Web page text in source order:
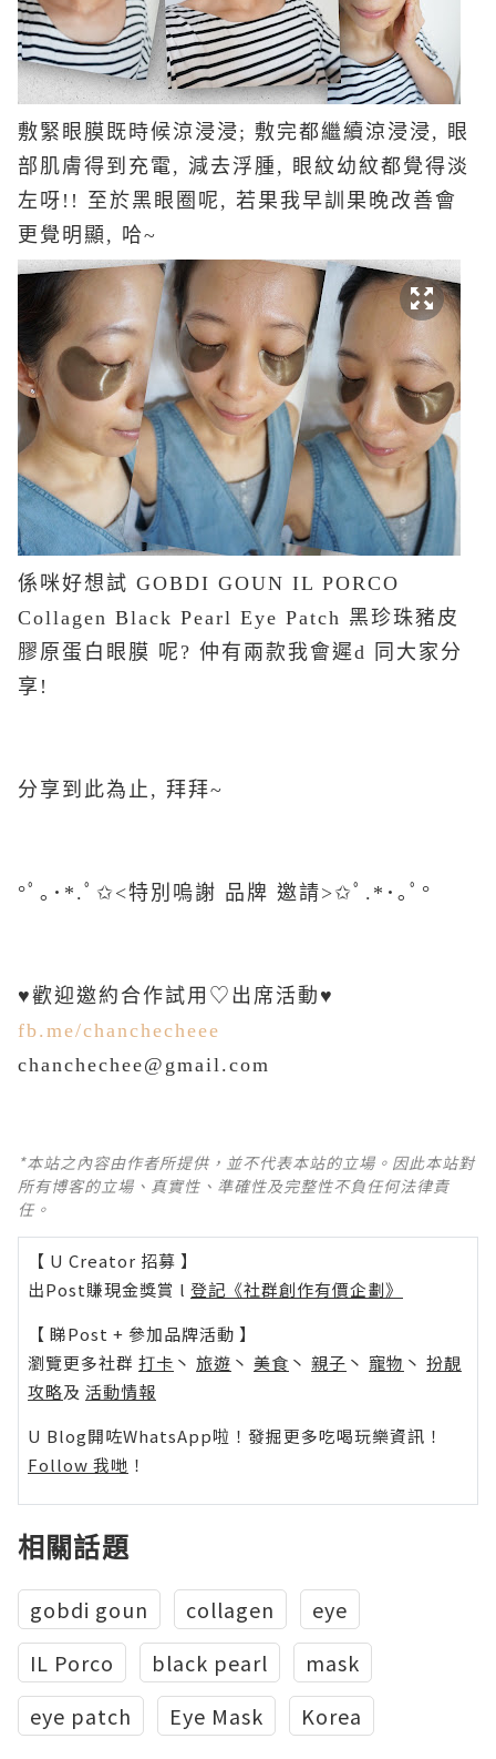
敷緊眼膜既時候涼浸浸; 敷完都繼續涼浸浸, 眼
部肌膚得到充電, 減去浮腫, 眼紋幼紋都覺得淡
左呀!! 至於黑眼圈呢, 若果我早訓果晚改善會
更覺明顯, 哈~
係咪好想試 GOBDI GOUN IL PORCO
Collagen Black Pearl Eye Patch 黑珍珠豬皮
膠原蛋白眼膜 呢? 仲有兩款我會遲d 同大家分
享!
分享到此為止, 拜拜~
°ﾟ｡･*.ﾟ✩˂特別嗚謝 品牌 邀請˃✩ﾟ.*･｡ﾟ°
♥歡迎邀約合作試用♡出席活動♥
fb.me/chanchecheee
chanchechee@gmail.com
*本站之內容由作者所提供，並不代表本站的立場。因此本站對
所有博客的立場、真實性、準確性及完整性不負任何法律責
任。
【 U Creator 招募 】
出Post賺現金獎賞 l 登記《社群創作有價企劃》
【 睇Post + 參加品牌活動 】
瀏覽更多社群 打卡 丶 旅遊 丶 美食 丶 親子 丶 寵物 丶 扮靚
攻略及 活動情報
U Blog開咗WhatsApp啦！發掘更多吃喝玩樂資訊！
Follow 我哋 ！
相關話題
gobdi goun collagen
eye
IL Porco
black pearl
mask
eye patch
Eye Mask Korea